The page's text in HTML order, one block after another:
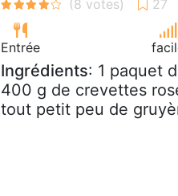
Entrée
Ingrédients: 1 paquet
400 g de crevettes
tout petit peu de